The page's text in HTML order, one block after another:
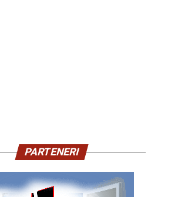
PARTENERI